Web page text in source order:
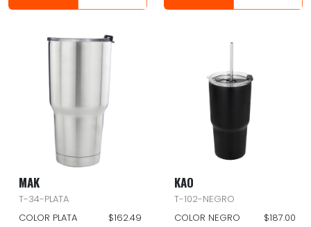
MAK
T-34-PLATA
COLOR PLATA
$162.49
KAO
T-102-NEGRO
COLOR NEGRO
$187.00